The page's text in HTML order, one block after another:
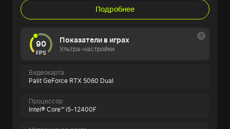
Подробнее
90
FPS
Показатели в играх
Ультра-настройки
Видеокарта
Palit GeForce RTX 5060 Dual
Процессор
Intel® Core™ i5-12400F